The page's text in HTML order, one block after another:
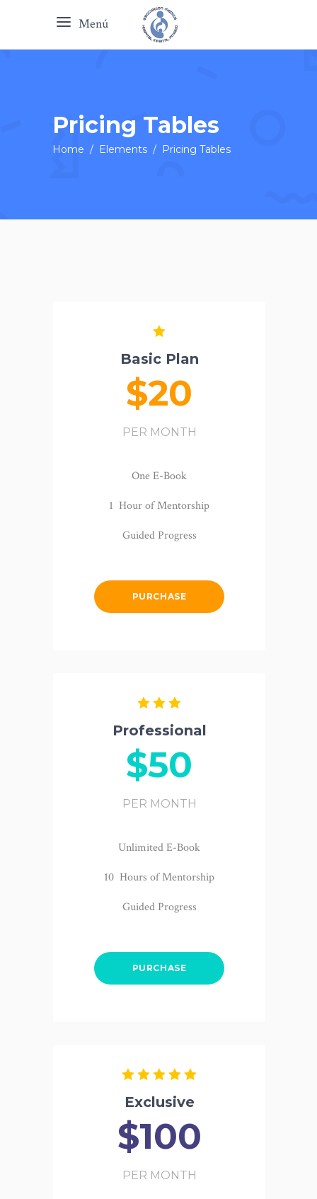
Menú
Pricing Tables
Home / Elements / Pricing Tables
Basic Plan
$20
PER MONTH
One E-Book
1 Hour of Mentorship
Guided Progress
PURCHASE
Professional
$50
PER MONTH
Unlimited E-Book
10 Hours of Mentorship
Guided Progress
PURCHASE
Exclusive
$100
PER MONTH